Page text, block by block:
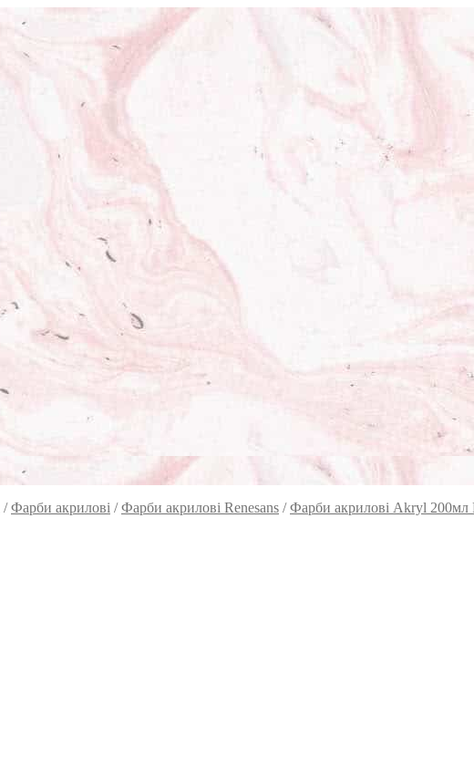
/Фарби акрилові /Фарби акрилові Renesans /Фарби акрилові Akryl 200мл